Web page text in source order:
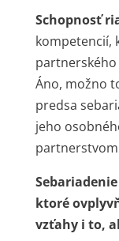
Schopnosť
kompetencií,
partnerského
Áno, možno
predsa
jeho
ktoré
vzťahy i to,